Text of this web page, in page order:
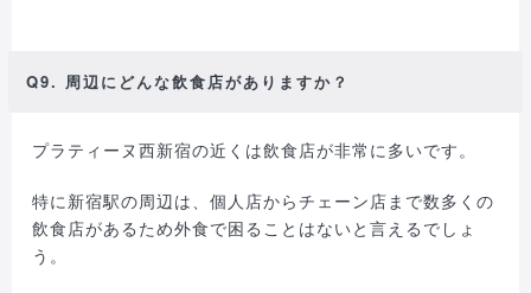
Q9. 周辺にどんな飲食店がありますか？
プラティーヌ西新宿の近くは飲食店が非常に多いです。
特に新宿駅の周辺は、個人店からチェーン店まで数多くの
飲食店があるため外食で困ることはないと言えるでしょ
う。